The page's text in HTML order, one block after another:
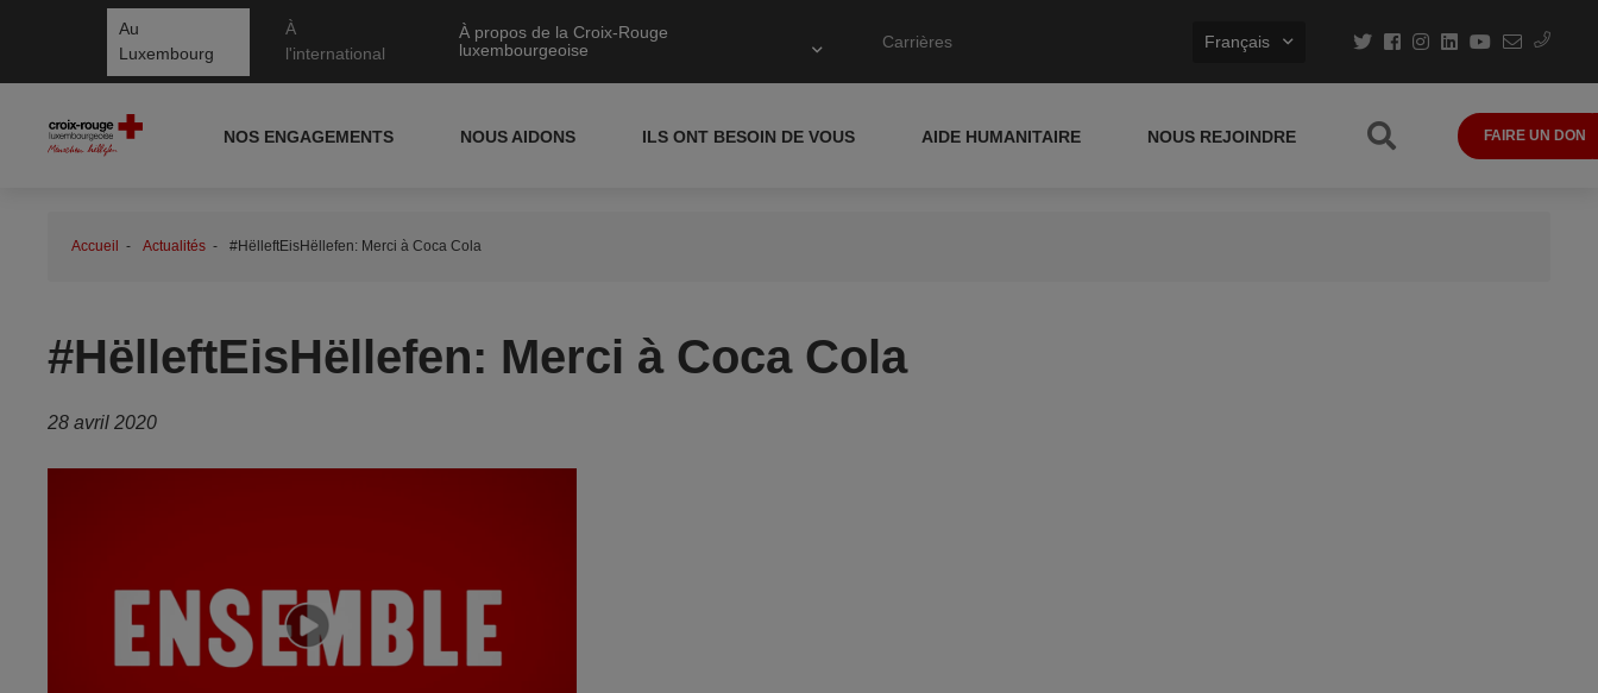
Au
Luxembourg
À
l'international
À propos de la Croix-Rouge
luxembourgeoise
Carrières Français
NOS ENGAGEMENTS NOUS AIDONS ILS ONT BESOIN DE VOUS AIDE HUMANITAIRE NOUS REJOINDRE FAIRE UN DON
Accueil Actualités #HëlleftEisHëllefen: Merci à Coca Cola
#HëlleftEisHëllefen: Merci à Coca Cola
28 avril 2020